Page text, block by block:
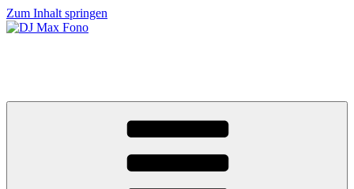
Zum Inhalt springen